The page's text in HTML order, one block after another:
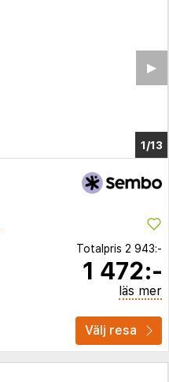
1/8
▶︎
Totalpris 2 943:-
1 472:-
läs mer
Välj resa